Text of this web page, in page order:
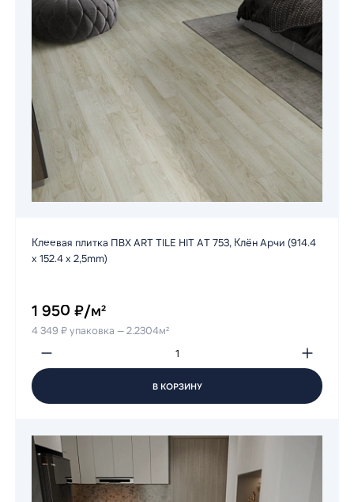
Клеевая плитка ПВХ ART TILE HIT AT 753, Клён Арчи (914.4
х 152.4 х 2,5mm)
1 950 ₽/м²
4 349 ₽ упаковка — 2.2304м²
В КОРЗИНУ